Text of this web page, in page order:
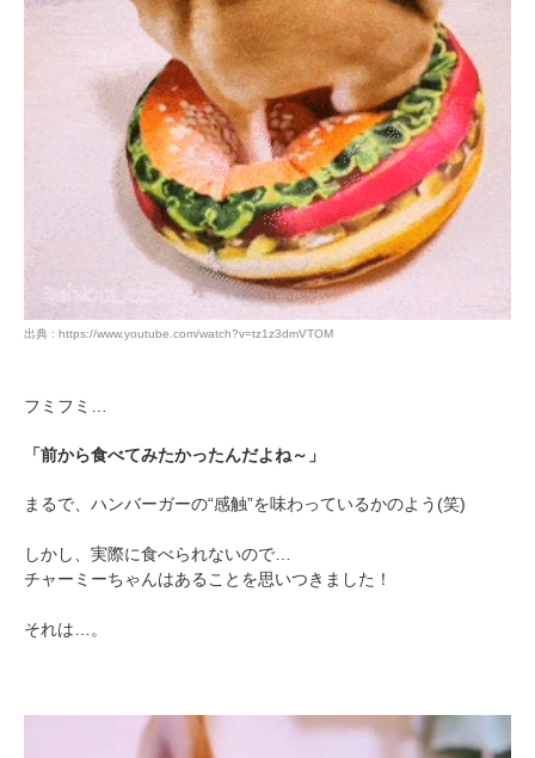
出典 : https://www.youtube.com/watch?v=tz1z3dmVTOM
フミフミ…
「前から食べてみたかったんだよね～」
まるで、ハンバーガーの“感触”を味わっているかのよう(笑)
しかし、実際に食べられないので…
チャーミーちゃんはあることを思いつきました！
それは…。